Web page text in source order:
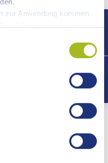
zur Anwendung kommen,